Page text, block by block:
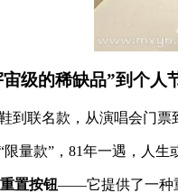
级的稀缺品”到个人
到联名款，从演唱会门
量款”，81年一遇，人
重置按钮——它提供了一种